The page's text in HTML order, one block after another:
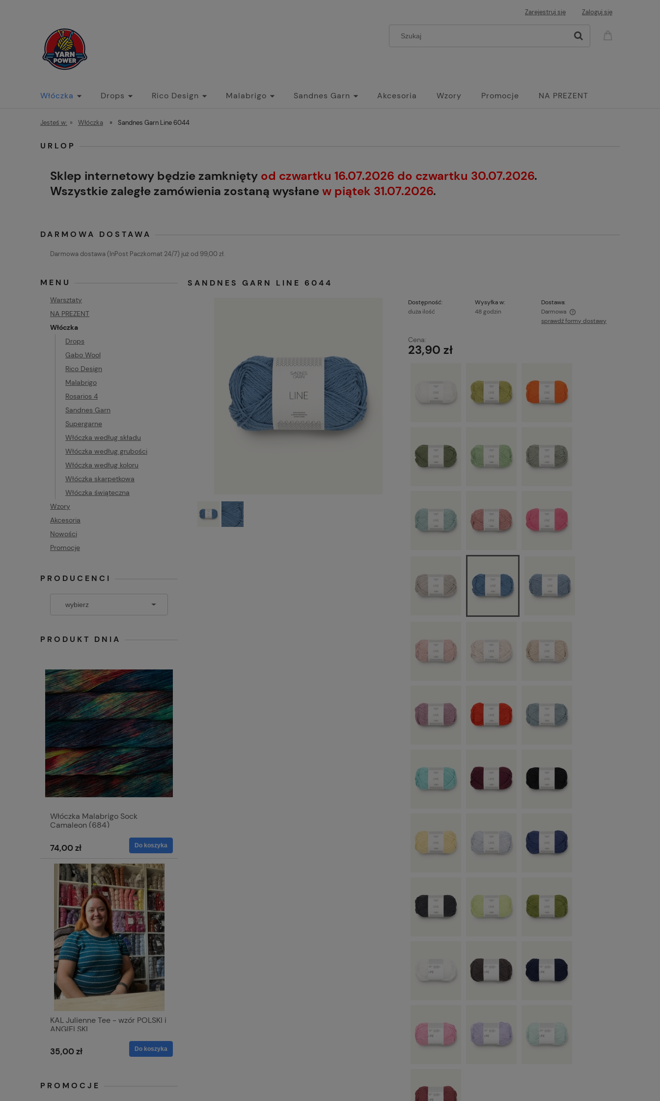
Zarejestruj się Zaloguj się
Włóczka Drops Rico Design Malabrigo Sandnes Garn Akcesoria Wzory Promocje NA PREZENT
Jesteś w: » Włóczka » Sandnes Garn Line 6044
URLOP
Sklep internetowy będzie zamknięty od czwartku 16.07.2026 do czwartku 30.07.2026.
Wszystkie zaległe zamówienia zostaną wysłanew piątek 31.07.2026.
DARMOWA DOSTAWA
Darmowa dostawa (InPost Paczkomat 24/7) już od 99,00 zł.
MENU
Warsztaty
NA PREZENT
Włóczka
Drops
Gabo Wool
Rico Design
Malabrigo
Rosarios 4
Sandnes Garn
Supergarne
Włóczka według składu
Włóczka według grubości
Włóczka według koloru
Włóczka skarpetkowa
Włóczka świąteczna
Wzory
Akcesoria
Nowości
Promocje
PRODUCENCI
PRODUKT DNIA
Włóczka Malabrigo Sock
Camaleon (684)
74,00 zł Do koszyka
KAL Julienne Tee - wzór POLSKI i
ANGIELSKI
35,00 zł Do koszyka
PROMOCJE
SANDNES GARN LINE 6044
Dostępność:
duża ilość
Wysyłka w:
48 godzin
Dostawa:
Darmowa
sprawdź formy dostawy
Cena:
23,90 zł